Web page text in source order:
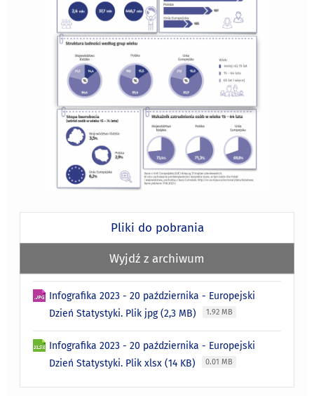
Pliki do pobrania
Wyjdź z archiwum
Infografika 2023 - 20 października - Europejski
Dzień Statystyki. Plik jpg (2,3 MB)
1.92 MB
Infografika 2023 - 20 października - Europejski
Dzień Statystyki. Plik xlsx (14 KB)
0.01 MB